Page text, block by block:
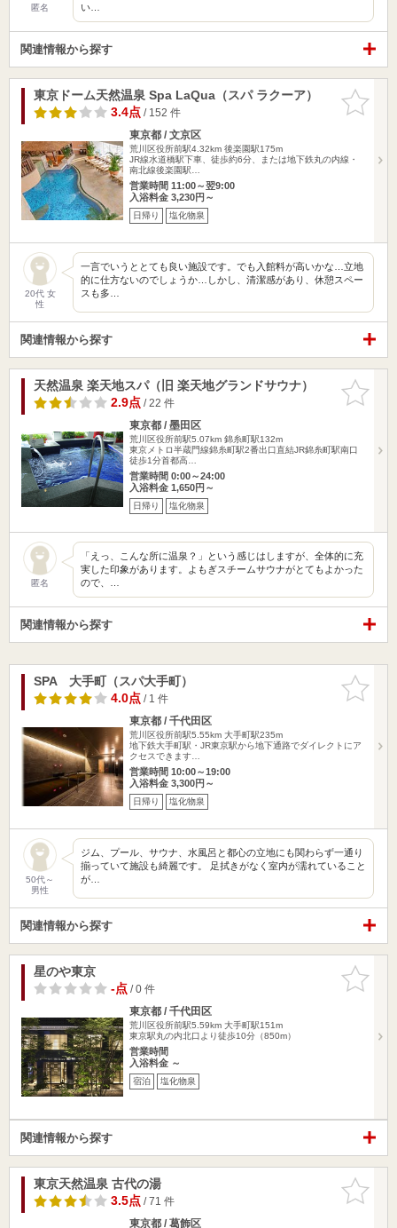
匿名
い…
関連情報から探す
お気に入
りに追加
東京ドーム天然温泉 Spa LaQua（スパ ラクーア）
3.4点/ 152 件
東京都 / 文京区
荒川区役所前駅4.32km 後楽園駅175m
JR線水道橋駅下車、徒歩約6分、または地下鉄丸の内線・
南北線後楽園駅…
営業時間 11:00～翌9:00
入浴料金 3,230円～
日帰り 塩化物泉
20代 女
性
一言でいうととても良い施設です。でも入館料が高いかな…立地
的に仕方ないのでしょうか…しかし、清潔感があり、休憩スペー
スも多…
関連情報から探す
お気に入
りに追加
天然温泉 楽天地スパ（旧 楽天地グランドサウナ）
2.9点/ 22 件
東京都 / 墨田区
荒川区役所前駅5.07km 錦糸町駅132m
東京メトロ半蔵門線錦糸町駅2番出口直結JR錦糸町駅南口
徒歩1分首都高…
営業時間 0:00～24:00
入浴料金 1,650円～
日帰り 塩化物泉
匿名
「えっ、こんな所に温泉？」という感じはしますが、全体的に充
実した印象があります。よもぎスチームサウナがとてもよかった
ので、…
関連情報から探す
お気に入
りに追加
SPA 大手町（スパ大手町）
4.0点/ 1 件
東京都 / 千代田区
荒川区役所前駅5.55km 大手町駅235m
地下鉄大手町駅・JR東京駅から地下通路でダイレクトにア
クセスできます…
営業時間 10:00～19:00
入浴料金 3,300円～
日帰り 塩化物泉
50代～
男性
ジム、プール、サウナ、水風呂と都心の立地にも関わらず一通り
揃っていて施設も綺麗です。 足拭きがなく室内が濡れていること
が…
関連情報から探す
お気に入
りに追加
星のや東京
-点/ 0 件
東京都 / 千代田区
荒川区役所前駅5.59km 大手町駅151m
東京駅丸の内北口より徒歩10分（850m）
営業時間
入浴料金 ～
宿泊 塩化物泉
関連情報から探す
お気に入
りに追加
東京天然温泉 古代の湯
3.5点/ 71 件
東京都 / 葛飾区